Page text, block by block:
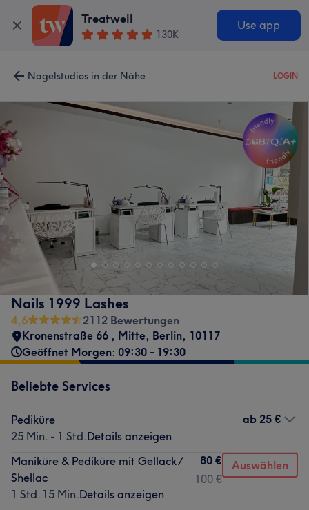
Treatwell
130K
Use app
Nagelstudios in der Nähe LOGIN
Nails 1999 Lashes
4,6
2112 Bewertungen
Kronenstraße 66 , Mitte, Berlin, 10117
Geöffnet Morgen: 09:30 - 19:30
Beliebte Services
Pediküre
25 Min. - 1 Std.Details anzeigen
ab 25 €
Maniküre & Pediküre mit Gellack /
Shellac
1 Std. 15 Min.Details anzeigen
80 €
100 €
Auswählen